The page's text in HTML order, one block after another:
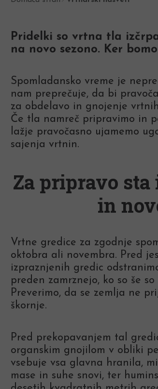
Pridelki so vrtna tla
na novo sezono. Ker
Spomladansko vreme je
nam preprečuje, da bi
za obdelavo in gnojenje
Če tla namreč pripravimo in
lažje pravočasno ujamemo
sajenja vrtnin.
Za pripravo sta
in
Vrtne gredice za zgodnje
oktobra ali novembra. Pred
izpraznjenih gredic
preden zamrznejo, ko so še
Preverimo, da se zemlja ne
škornje.
Pred prekopavanjem tal
organskim gnojilom v obliki
vsebuje vsa glavna hranila,
mase in suhe snovi, ter